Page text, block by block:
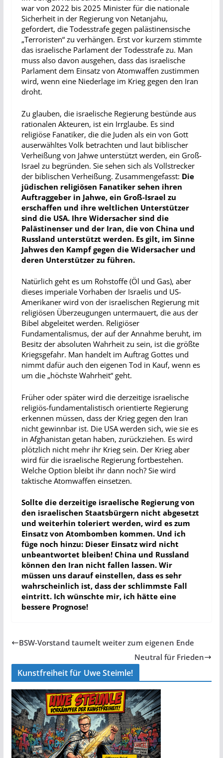
war von 2022 bis 2025 Minister für die nationale
Sicherheit in der Regierung von Netanjahu,
gefordert, die Todesstrafe gegen palästinensische
„Terroristen“ zu verhängen. Erst vor kurzem stimmte
das israelische Parlament der Todesstrafe zu. Man
muss also davon ausgehen, dass das israelische
Parlament dem Einsatz von Atomwaffen zustimmen
wird, wenn eine Niederlage im Krieg gegen den Iran
droht.
Zu glauben, die israelische Regierung bestünde aus
rationalen Akteuren, ist ein Irrglaube. Es sind
religiöse Fanatiker, die die Juden als ein von Gott
auserwähltes Volk betrachten und laut biblischer
Verheißung von Jahwe unterstützt werden, ein Groß-
Israel zu begründen. Sie sehen sich als Vollstrecker
der biblischen Verheißung. Zusammengefasst: Die
jüdischen religiösen Fanatiker sehen ihren
Auftraggeber in Jahwe, ein Groß-Israel zu
erschaffen und ihre weltlichen Unterstützer
sind die USA. Ihre Widersacher sind die
Palästinenser und der Iran, die von China und
Russland unterstützt werden. Es gilt, im Sinne
Jahwes den Kampf gegen die Widersacher und
deren Unterstützer zu führen.
Natürlich geht es um Rohstoffe (Öl und Gas), aber
dieses imperiale Vorhaben der Israelis und US-
Amerikaner wird von der israelischen Regierung mit
religiösen Überzeugungen untermauert, die aus der
Bibel abgeleitet werden. Religiöser
Fundamentalismus, der auf der Annahme beruht, im
Besitz der absoluten Wahrheit zu sein, ist die größte
Kriegsgefahr. Man handelt im Auftrag Gottes und
nimmt dafür auch den eigenen Tod in Kauf, wenn es
um die „höchste Wahrheit“ geht.
Früher oder später wird die derzeitige israelische
religiös-fundamentalistisch orientierte Regierung
erkennen müssen, dass der Krieg gegen den Iran
nicht gewinnbar ist. Die USA werden sich, wie sie es
in Afghanistan getan haben, zurückziehen. Es wird
plötzlich nicht mehr ihr Krieg sein. Der Krieg aber
wird für die israelische Regierung fortbestehen.
Welche Option bleibt ihr dann noch? Sie wird
taktische Atomwaffen einsetzen.
Sollte die derzeitige israelische Regierung von
den israelischen Staatsbürgern nicht abgesetzt
und weiterhin toleriert werden, wird es zum
Einsatz von Atombomben kommen. Und ich
füge noch hinzu: Dieser Einsatz wird nicht
unbeantwortet bleiben! China und Russland
können den Iran nicht fallen lassen. Wir
müssen uns darauf einstellen, dass es sehr
wahrscheinlich ist, dass der schlimmste Fall
eintritt. Ich wünschte mir, ich hätte eine
bessere Prognose!
BSW-Vorstand taumelt weiter zum eigenen Ende
Neutral für Frieden
Kunstfreiheit für Uwe Steimle!